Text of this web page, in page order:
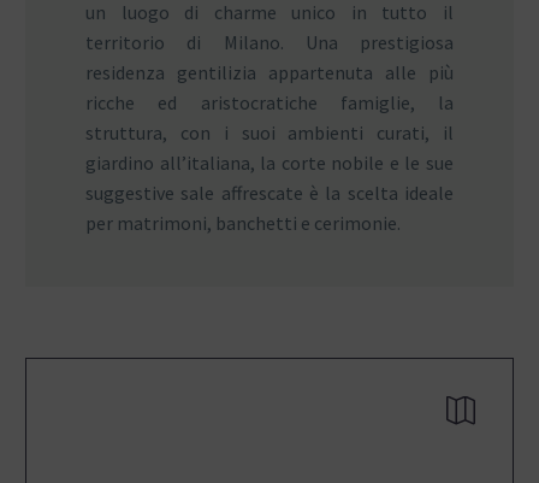
un luogo di charme unico in tutto il
territorio di Milano. Una prestigiosa
residenza gentilizia appartenuta alle più
ricche ed aristocratiche famiglie, la
struttura, con i suoi ambienti curati, il
giardino all’italiana, la corte nobile e le sue
suggestive sale affrescate è la scelta ideale
per matrimoni, banchetti e cerimonie.

